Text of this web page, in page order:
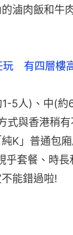
滷肉飯和牛
　有四層樓
1-5人)、中(
式與香港稍
K」普通包
套餐、時長
能錯過啦!